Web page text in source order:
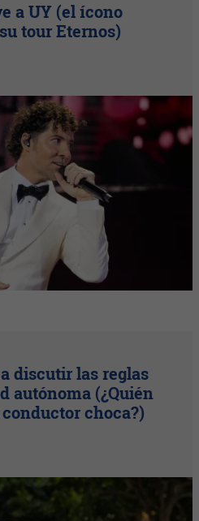
a UY (el ícono
tour Eternos)
discutir las reglas
autónoma (¿Quién
choca?)